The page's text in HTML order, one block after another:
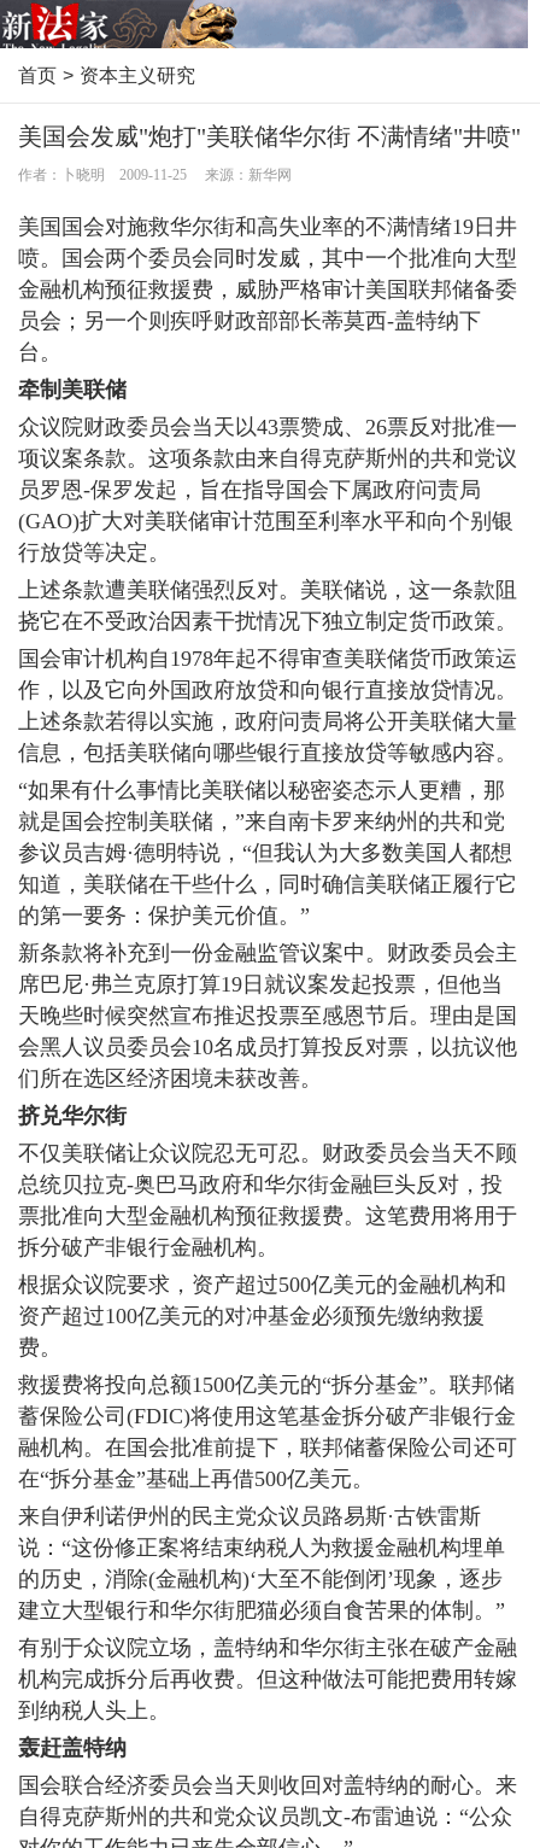
首页 > 资本主义研究
美国会发威"炮打"美联储华尔街 不满情绪"井喷"
作者：卜晓明 2009-11-25 来源：新华网
美国国会对施救华尔街和高失业率的不满情绪19日井
喷。国会两个委员会同时发威，其中一个批准向大型
金融机构预征救援费，威胁严格审计美国联邦储备委
员会；另一个则疾呼财政部部长蒂莫西-盖特纳下
台。
牵制美联储
众议院财政委员会当天以43票赞成、26票反对批准一
项议案条款。这项条款由来自得克萨斯州的共和党议
员罗恩-保罗发起，旨在指导国会下属政府问责局
(GAO)扩大对美联储审计范围至利率水平和向个别银
行放贷等决定。
上述条款遭美联储强烈反对。美联储说，这一条款阻
挠它在不受政治因素干扰情况下独立制定货币政策。
国会审计机构自1978年起不得审查美联储货币政策运
作，以及它向外国政府放贷和向银行直接放贷情况。
上述条款若得以实施，政府问责局将公开美联储大量
信息，包括美联储向哪些银行直接放贷等敏感内容。
“如果有什么事情比美联储以秘密姿态示人更糟，那
就是国会控制美联储，”来自南卡罗来纳州的共和党
参议员吉姆·德明特说，“但我认为大多数美国人都想
知道，美联储在干些什么，同时确信美联储正履行它
的第一要务：保护美元价值。”
新条款将补充到一份金融监管议案中。财政委员会主
席巴尼·弗兰克原打算19日就议案发起投票，但他当
天晚些时候突然宣布推迟投票至感恩节后。理由是国
会黑人议员委员会10名成员打算投反对票，以抗议他
们所在选区经济困境未获改善。
挤兑华尔街
不仅美联储让众议院忍无可忍。财政委员会当天不顾
总统贝拉克-奥巴马政府和华尔街金融巨头反对，投
票批准向大型金融机构预征救援费。这笔费用将用于
拆分破产非银行金融机构。
根据众议院要求，资产超过500亿美元的金融机构和
资产超过100亿美元的对冲基金必须预先缴纳救援
费。
救援费将投向总额1500亿美元的“拆分基金”。联邦储
蓄保险公司(FDIC)将使用这笔基金拆分破产非银行金
融机构。在国会批准前提下，联邦储蓄保险公司还可
在“拆分基金”基础上再借500亿美元。
来自伊利诺伊州的民主党众议员路易斯·古铁雷斯
说：“这份修正案将结束纳税人为救援金融机构埋单
的历史，消除(金融机构)‘大至不能倒闭’现象，逐步
建立大型银行和华尔街肥猫必须自食苦果的体制。”
有别于众议院立场，盖特纳和华尔街主张在破产金融
机构完成拆分后再收费。但这种做法可能把费用转嫁
到纳税人头上。
轰赶盖特纳
国会联合经济委员会当天则收回对盖特纳的耐心。来
自得克萨斯州的共和党众议员凯文-布雷迪说：“公众